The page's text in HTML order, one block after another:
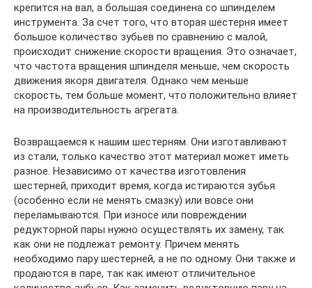
крепится на вал, а большая соединена со шпинделем
инструмента. За счет того, что вторая шестерня имеет
большое количество зубьев по сравнению с малой,
происходит снижение скорости вращения. Это означает,
что частота вращения шпинделя меньше, чем скорость
движения якоря двигателя. Однако чем меньше
скорость, тем больше момент, что положительно влияет
на производительность агрегата.
Возвращаемся к нашим шестерням. Они изготавливают
из стали, только качество этот материал может иметь
разное. Независимо от качества изготовления
шестерней, приходит время, когда истираются зубья
(особенно если не менять смазку) или вовсе они
переламываются. При износе или повреждении
редукторной пары нужно осуществлять их замену, так
как они не подлежат ремонту. Причем менять
необходимо пару шестерней, а не по одному. Они также и
продаются в паре, так как имеют отличительное